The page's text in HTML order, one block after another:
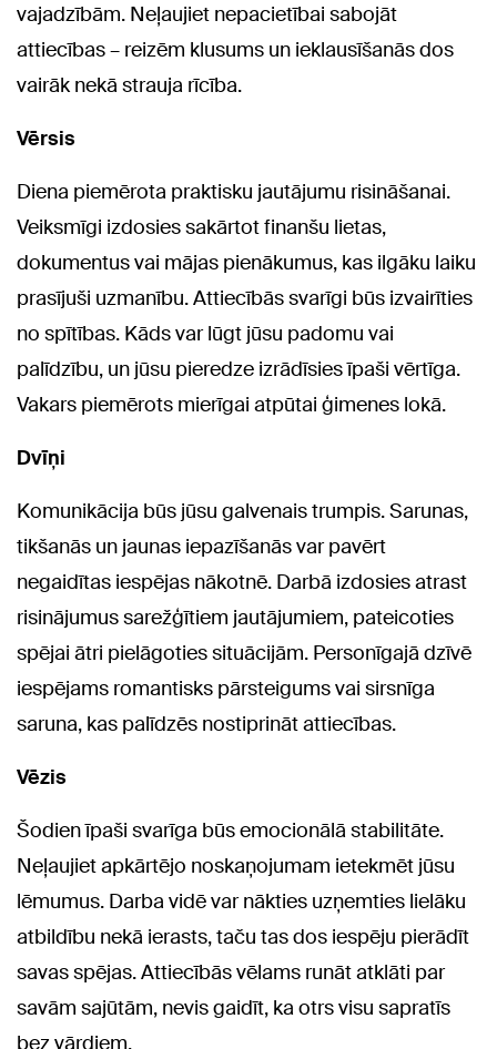
vajadzībām. Neļaujiet nepacietībai sabojāt
attiecības – reizēm klusums un ieklausīšanās dos
vairāk nekā strauja rīcība.
Vērsis
Diena piemērota praktisku jautājumu risināšanai.
Veiksmīgi izdosies sakārtot finanšu lietas,
dokumentus vai mājas pienākumus, kas ilgāku laiku
prasījuši uzmanību. Attiecībās svarīgi būs izvairīties
no spītības. Kāds var lūgt jūsu padomu vai
palīdzību, un jūsu pieredze izrādīsies īpaši vērtīga.
Vakars piemērots mierīgai atpūtai ģimenes lokā.
Dvīņi
Komunikācija būs jūsu galvenais trumpis. Sarunas,
tikšanās un jaunas iepazīšanās var pavērt
negaidītas iespējas nākotnē. Darbā izdosies atrast
risinājumus sarežģītiem jautājumiem, pateicoties
spējai ātri pielāgoties situācijām. Personīgajā dzīvē
iespējams romantisks pārsteigums vai sirsnīga
saruna, kas palīdzēs nostiprināt attiecības.
Vēzis
Šodien īpaši svarīga būs emocionālā stabilitāte.
Neļaujiet apkārtējo noskaņojumam ietekmēt jūsu
lēmumus. Darba vidē var nākties uzņemties lielāku
atbildību nekā ierasts, taču tas dos iespēju pierādīt
savas spējas. Attiecībās vēlams runāt atklāti par
savām sajūtām, nevis gaidīt, ka otrs visu sapratīs
bez vārdiem.